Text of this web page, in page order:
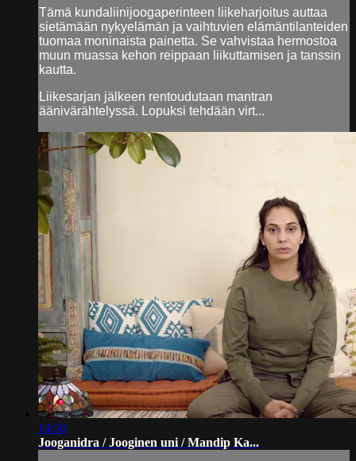
Tämä kundaliinijoogaperinteen liikeharjoitus auttaa
sietämään nykyelämän ja vaihtuvien elämäntilanteiden
tuomaa moninaista painetta. Se vahvistaa hermostoa
muun muassa kehon reippaan liikuttamisen ja tanssin
kautta.
Liikesarjan jälkeen rentoudutaan mantran
äänivärähtelyssä. Lopuksi tehdään virt...
14:50
Jooganidra / Jooginen uni / Mandip Ka...